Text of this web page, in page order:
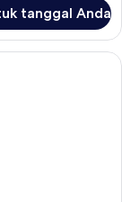
tanggal Anda
premium, busa